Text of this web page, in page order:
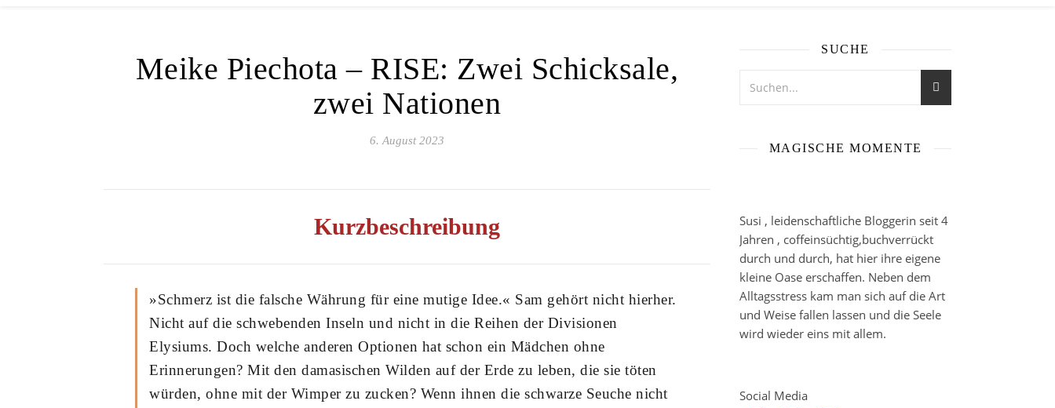
Meike Piechota – RISE: Zwei Schicksale,
zwei Nationen
6. August 2023
Kurzbeschreibung
»Schmerz ist die falsche Währung für eine mutige Idee.« Sam gehört nicht hierher.
Nicht auf die schwebenden Inseln und nicht in die Reihen der Divisionen
Elysiums. Doch welche anderen Optionen hat schon ein Mädchen ohne
Erinnerungen? Mit den damasischen Wilden auf der Erde zu leben, die sie töten
würden, ohne mit der Wimper zu zucken? Wenn ihnen die schwarze Seuche nicht
SUCHE
MAGISCHE MOMENTE
Susi , leidenschaftliche Bloggerin seit 4
Jahren , coffeinsüchtig,buchverrückt
durch und durch, hat hier ihre eigene
kleine Oase erschaffen. Neben dem
Alltagsstress kam man sich auf die Art
und Weise fallen lassen und die Seele
wird wieder eins mit allem.
Social Media